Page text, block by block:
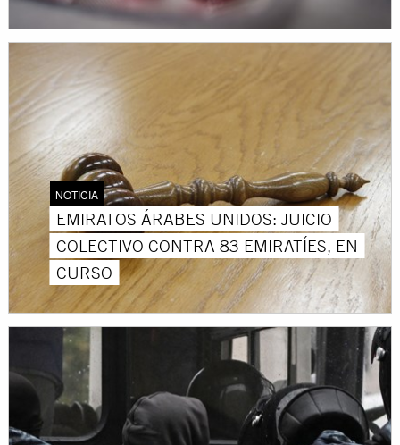
NOTICIA
EMIRATOS ÁRABES UNIDOS: JUICIO
COLECTIVO CONTRA 83 EMIRATÍES, EN
CURSO